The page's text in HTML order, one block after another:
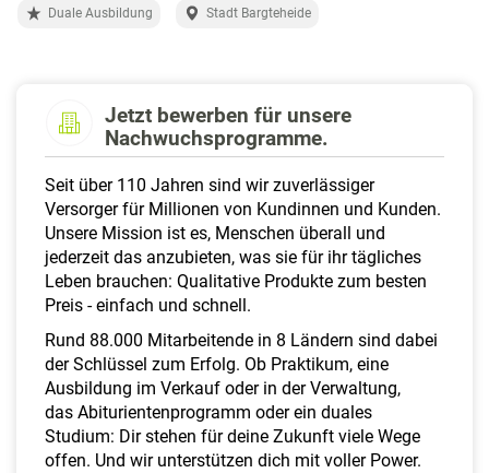
Duale Ausbildung Stadt Bargteheide
Jetzt bewerben für unsere
Nachwuchsprogramme.
Seit über 110 Jahren sind wir zuverlässiger
Versorger für Millionen von Kundinnen und Kunden.
Unsere Mission ist es, Menschen überall und
jederzeit das anzubieten, was sie für ihr tägliches
Leben brauchen: Qualitative Produkte zum besten
Preis - einfach und schnell.
Rund 88.000 Mitarbeitende in 8 Ländern sind dabei
der Schlüssel zum Erfolg. Ob Praktikum, eine
Ausbildung im Verkauf oder in der Verwaltung,
das Abiturientenprogramm oder ein duales
Studium: Dir stehen für deine Zukunft viele Wege
offen. Und wir unterstützen dich mit voller Power.